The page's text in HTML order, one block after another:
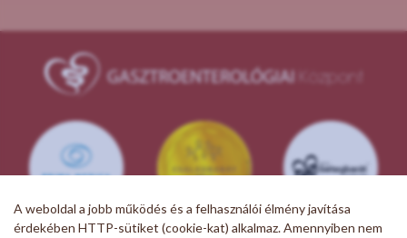
A weboldal a jobb működés és a felhasználói élmény javítása
érdekében HTTP-sütiket (cookie-kat) alkalmaz. Amennyiben nem